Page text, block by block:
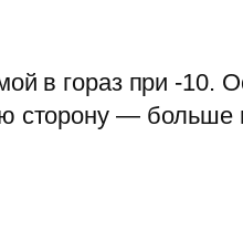
в гораз при -
сторону —